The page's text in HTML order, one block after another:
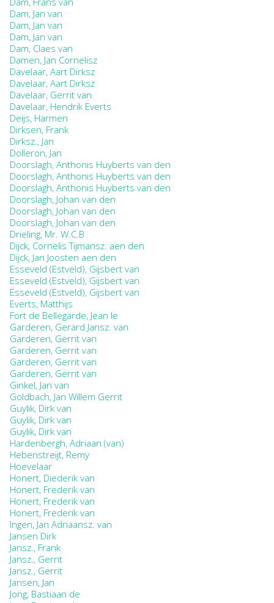
Dam, Jan van
Dam, Jan van
Dam, Jan van
Dam, Claes van
Damen, Jan Cornelisz
Davelaar, Aart Dirksz
Davelaar, Aart Dirksz
Davelaar, Gerrit van
Davelaar, Hendrik Everts
Deijs, Harmen
Dirksen, Frank
Dirksz., Jan
Dolleron, Jan
Doorslagh, Anthonis Huyberts van den
Doorslagh, Anthonis Huyberts van den
Doorslagh, Anthonis Huyberts van den
Doorslagh, Johan van den
Doorslagh, Johan van den
Doorslagh, Johan van den
Drieling, Mr. W.C.B
Dijck, Cornelis Tijmansz. aen den
Dijck, Jan Joosten aen den
Esseveld (Estveld), Gijsbert van
Esseveld (Estveld), Gijsbert van
Esseveld (Estveld), Gijsbert van
Everts, Matthijs
Fort de Bellegarde, Jean le
Garderen, Gerard Jansz. van
Garderen, Gerrit van
Garderen, Gerrit van
Garderen, Gerrit van
Garderen, Gerrit van
Ginkel, Jan van
Goldbach, Jan Willem Gerrit
Guylik, Dirk van
Guylik, Dirk van
Guylik, Dirk van
Hardenbergh, Adriaan (van)
Hebenstreijt, Remy
Hoevelaar
Honert, Diederik van
Honert, Frederik van
Honert, Frederik van
Honert, Frederik van
Ingen, Jan Adriaansz. van
Jansen Dirk
Jansz., Frank
Jansz., Gerrit
Jansz., Gerrit
Jansen, Jan
Jong, Bastiaan de